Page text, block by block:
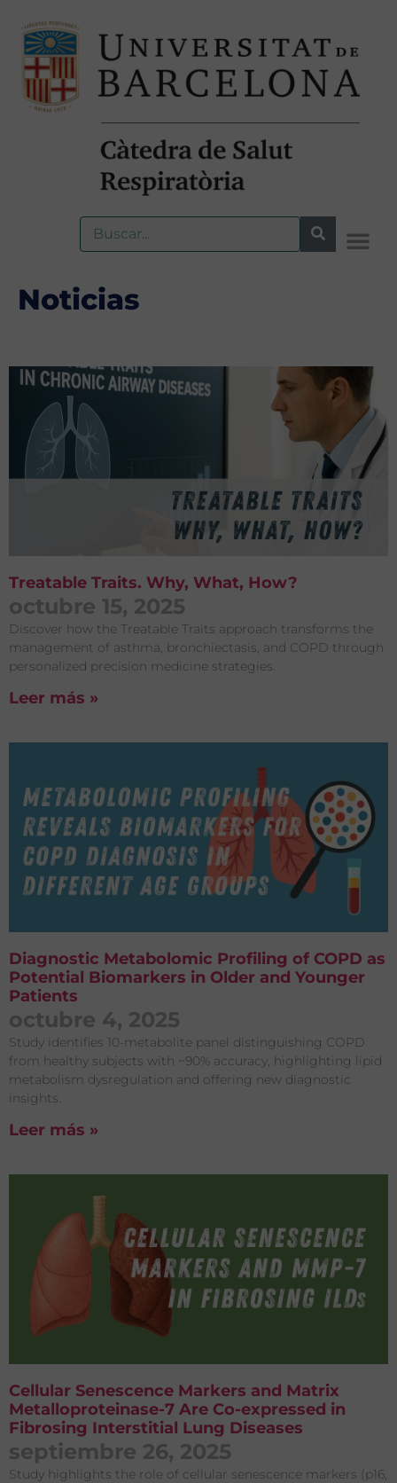
Noticias
Treatable Traits. Why, What, How?
octubre 15, 2025
Discover how the Treatable Traits approach transforms the
management of asthma, bronchiectasis, and COPD through
personalized precision medicine strategies.
Leer más »
Diagnostic Metabolomic Profiling of COPD as
Potential Biomarkers in Older and Younger
Patients
octubre 4, 2025
Study identifies 10-metabolite panel distinguishing COPD
from healthy subjects with ~90% accuracy, highlighting lipid
metabolism dysregulation and offering new diagnostic
insights.
Leer más »
Cellular Senescence Markers and Matrix
Metalloproteinase-7 Are Co-expressed in
Fibrosing Interstitial Lung Diseases
septiembre 26, 2025
Study highlights the role of cellular senescence markers (p16,